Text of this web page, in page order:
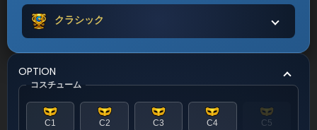
クラシック
OPTION
コスチューム
C1 C2 C3 C4 C5